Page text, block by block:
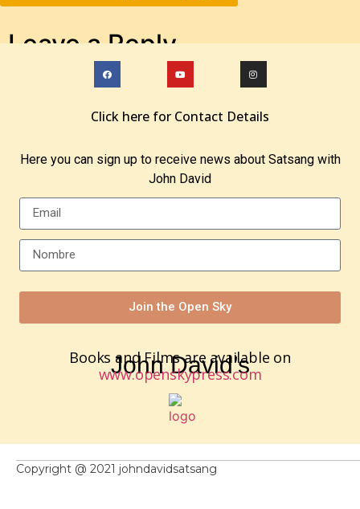
Leave a Reply
logged in to post a comment.
Click here for Contact Details
Here you can sign up to receive news about Satsang with
John David
Join the Open Sky
John David’s
Books and Films are available on
www.openskypress.com
Copyright @ 2021 johndavidsatsang